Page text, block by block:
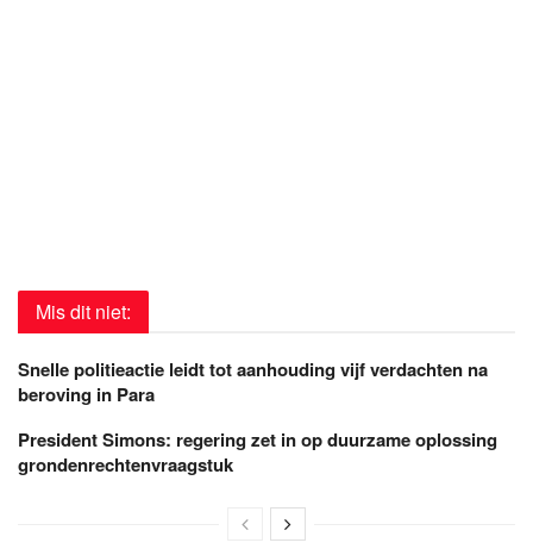
Mis dit niet:
Snelle politieactie leidt tot aanhouding vijf verdachten na
beroving in Para
President Simons: regering zet in op duurzame oplossing
grondenrechtenvraagstuk